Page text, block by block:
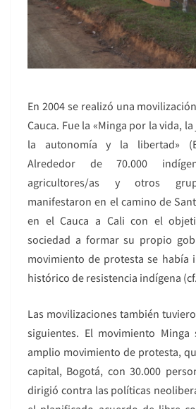
En 2004 se realizó una
Cauca. Fue la «Minga por la vida,
la autonomía y la libertad»
Alrededor de 70.000
agricultores/as y otros
manifestaron en el camino de
en el Cauca a Cali con el
sociedad a formar su propio
movimiento de protesta se había
histórico de resistencia indígena
Las movilizaciones también
siguientes. El movimiento
amplio movimiento de protesta,
capital, Bogotá, con 30.000
dirigió contra las políticas